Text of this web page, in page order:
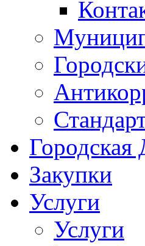
Городская
Закупки
Услуги
Услуги